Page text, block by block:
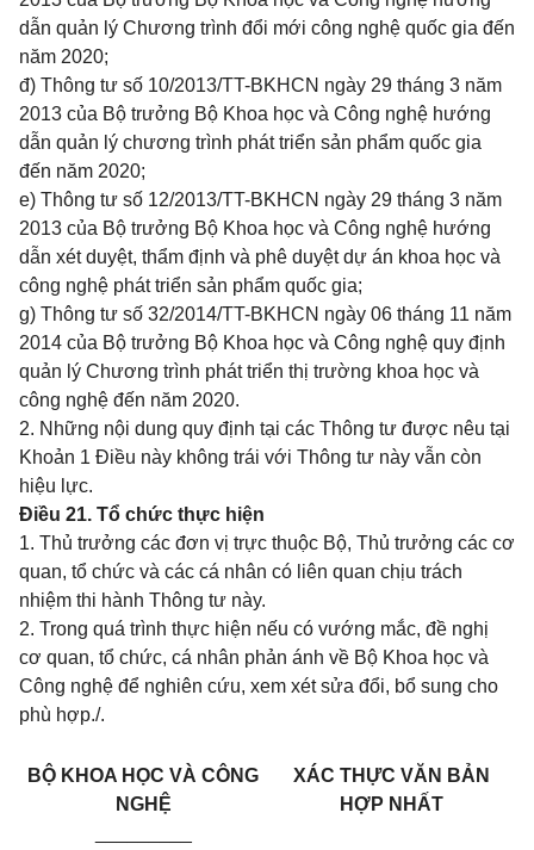
dẫn quản lý Chương trình đổi mới công nghệ quốc gia đến
năm 2020;
đ) Thông tư số 10/2013/TT-BKHCN ngày 29 tháng 3 năm
2013 của Bộ trưởng Bộ Khoa học và Công nghệ hướng
dẫn quản lý chương trình phát triển sản phẩm quốc gia
đến năm 2020;
e) Thông tư số 12/2013/TT-BKHCN ngày 29 tháng 3 năm
2013 của Bộ trưởng Bộ Khoa học và Công nghệ hướng
dẫn xét duyệt, thẩm định và phê duyệt dự án khoa học và
công nghệ phát triển sản phẩm quốc gia;
g) Thông tư số 32/2014/TT-BKHCN ngày 06 tháng 11 năm
2014 của Bộ trưởng Bộ Khoa học và Công nghệ quy định
quản lý Chương trình phát triển thị trường khoa học và
công nghệ đến năm 2020.
2. Những nội dung quy định tại các Thông tư được nêu tại
Khoản 1 Điều này không trái với Thông tư này vẫn còn
hiệu lực.
Điều 21. Tổ chức thực hiện
1. Thủ trưởng các đơn vị trực thuộc Bộ, Thủ trưởng các cơ
quan, tổ chức và các cá nhân có liên quan chịu trách
nhiệm thi hành Thông tư này.
2. Trong quá trình thực hiện nếu có vướng mắc, đề nghị
cơ quan, tổ chức, cá nhân phản ánh về Bộ Khoa học và
Công nghệ để nghiên cứu, xem xét sửa đổi, bổ sung cho
phù hợp./.
BỘ KHOA HỌC VÀ CÔNG
NGHỆ
XÁC THỰC VĂN BẢN
HỢP NHẤT